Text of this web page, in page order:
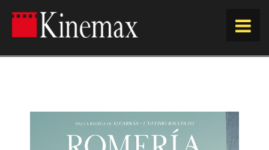
HOME
EVENTI E RASSEGNE